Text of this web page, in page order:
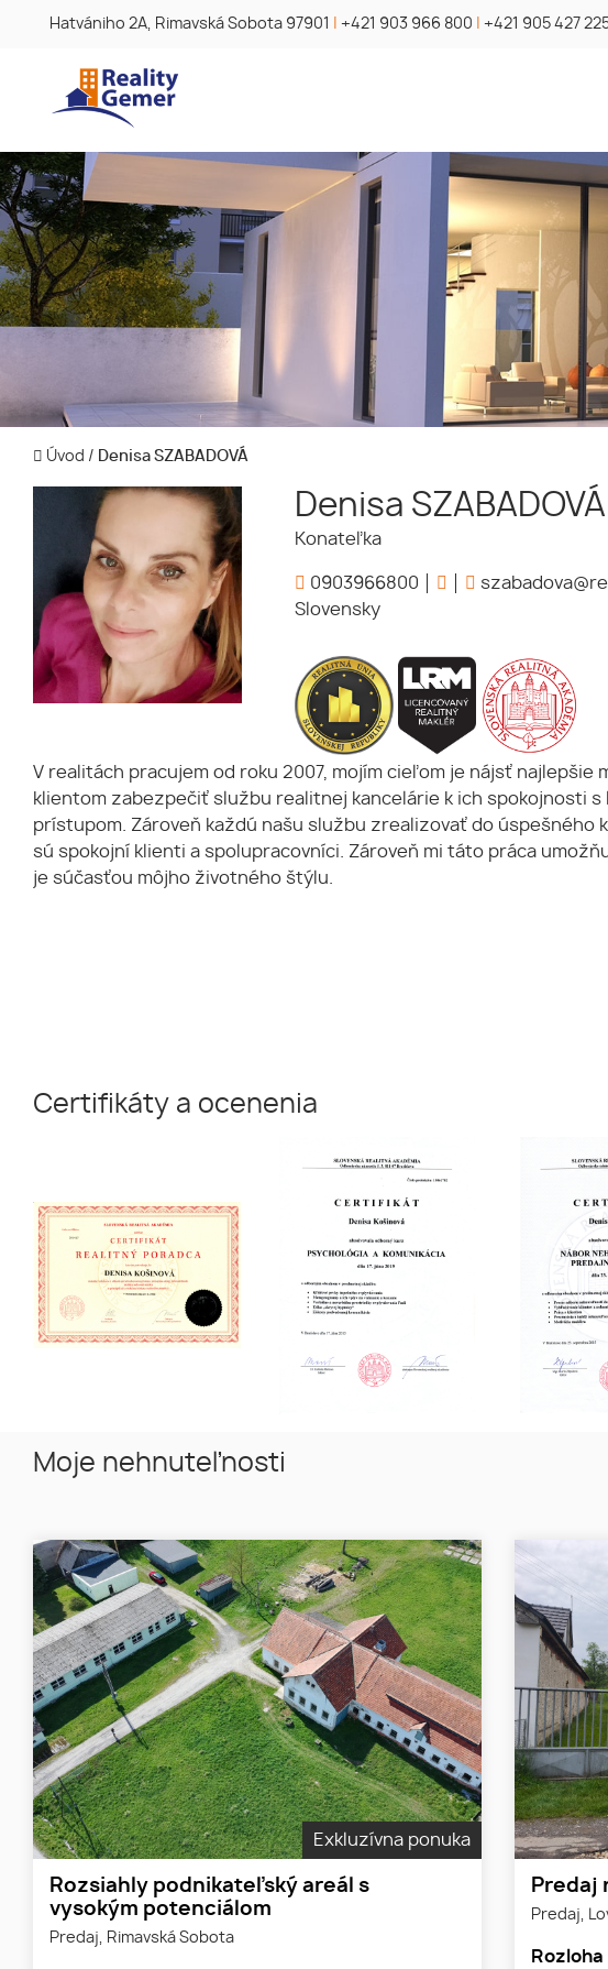
Hatvániho 2A, Rimavská Sobota 97901 +421 903 966 800 +421 905 427
Úvod / Denisa SZABADOVÁ
Denisa SZABADOVÁ
Konateľka
0903966800
Slovensky
V realitách pracujem od roku 2007, mojím cieľom je nájsť najlepšie
klientom zabezpečiť službu realitnej kancelárie k ich spokojnosti
prístupom. Zároveň každú našu službu zrealizovať do úspešného
sú spokojní klienti a spolupracovníci. Zároveň mi táto práca
je súčasťou môjho životného štýlu.
Certifikáty a ocenenia
Moje nehnuteľnosti
Exkluzívna ponuka
Rozsiahly podnikateľský areál s
vysokým potenciálom
Predaj, Rimavská Sobota
Predaj
Predaj,
Rozloha